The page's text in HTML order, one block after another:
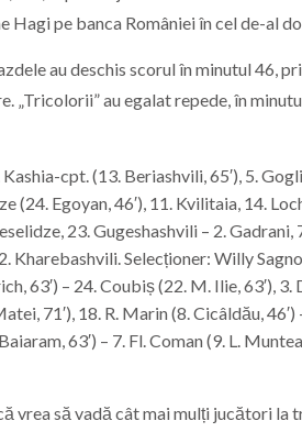
pe banca României în cel de-al
au deschis scorul în minutul 46,
„Tricolorii” au egalat repede, în
cpt. (13. Beriashvili, 65′), 5.
(24. Egoyan, 46′), 11. Kvilitaia, 14.
23. Gugeshashvili – 2.
Kharebashvili. Selecționer: Willy
63′) – 24. Coubiș (22. M. Ilie, 63′),
71′), 18. R. Marin (8. Cicâldău,
63′) – 7. Fl. Coman (9. L.
vrea să vadă cât mai mulți jucători la